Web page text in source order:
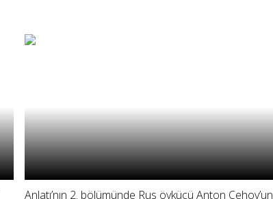
Anlatı’nın 2. bölümünde Rus öykücü Anton Çehov’un